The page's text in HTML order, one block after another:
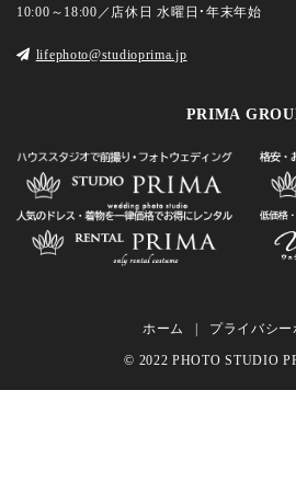
10:00～18:00／店休日 水曜日・年末年始
lifephoto@studioprima.jp
PRIMA
ホーム プライバシー
© 2022 PHOTO STUDIO